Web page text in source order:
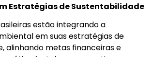
Estratégias de Sustentabilidade
estão integrando a
em suas estratégias de
alinhando metas financeiras e